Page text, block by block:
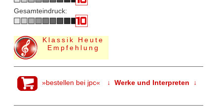
Gesamteindruck:
Klassik Heute
Empfehlung
»bestellen bei jpc« ↓ Werke und Interpreten ↓